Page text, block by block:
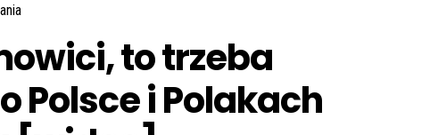
to trzeba
Polsce i Polakach